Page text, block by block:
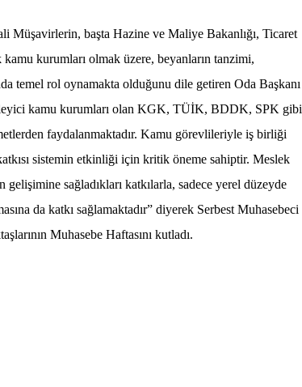
Müşavirlerin, başta Hazine ve Maliye Bakanlığı, Ticaret
kurumları olmak üzere, beyanların tanzimi,
temel rol oynamakta olduğunu dile getiren Oda Başkanı
kamu kurumları olan KGK, TÜİK, BDDK, SPK gibi
faydalanmaktadır. Kamu görevlileriyle iş birliği
sistemin etkinliği için kritik öneme sahiptir. Meslek
sağladıkları katkılarla, sadece yerel düzeyde
da katkı sağlamaktadır” diyerek Serbest Muhasebeci
Muhasebe Haftasını kutladı.